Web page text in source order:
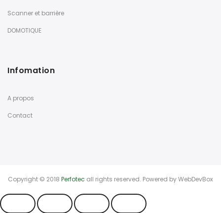
Scanner et barrière
DOMOTIQUE
Infomation
A propos
Contact
Copyright © 2018 Perfotec all rights reserved. Powered byWebDevBox